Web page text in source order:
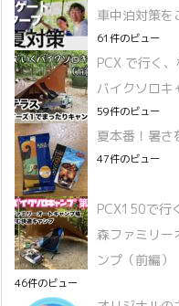
車中泊対策を
61件のビュー
PCX で行く
バイクソロキ
59件のビュー
夏本番！暑さ
47件のビュー
PCX150で行
森ファミリー
ンプ（前編）
46件のビュー